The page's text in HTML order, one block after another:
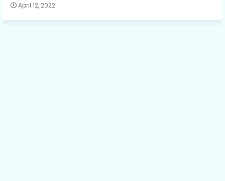
April 12, 2022